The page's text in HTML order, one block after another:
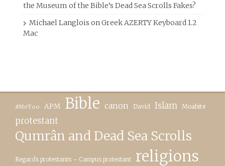
the Museum of the Bible’s Dead Sea Scrolls Fakes?
Michael Langlois onGreek AZERTY Keyboard 1.2
Mac
#MeToo APM Bible canon David Islam Moabite
protestant
Qumrân and Dead Sea Scrolls
Regards protestants – Campus protestant religions